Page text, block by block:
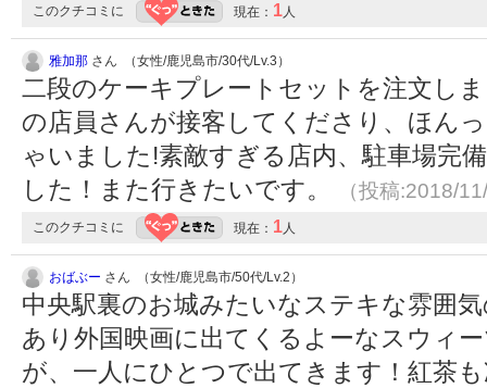
このクチコミに 現在： 1人
雅加那 さん （女性/鹿児島市/30代/Lv.3）
二段のケーキプレートセットを注文し
の店員さんが接客してくださり、ほん
ゃいました!素敵すぎる店内、駐車場完
した！また行きたいです。
（投稿:2018/
このクチコミに 現在： 1人
おばぶー さん （女性/鹿児島市/50代/Lv.2）
中央駅裏のお城みたいなステキな雰囲
あり外国映画に出てくるよーなスウィ
が、一人にひとつで出てきます！紅茶